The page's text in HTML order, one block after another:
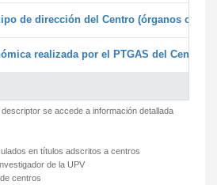
de dirección del Centro (órganos
realizada por el PTGAS del Centro
se accede a información detallada
en títulos adscritos a centros
de la UPV
centros